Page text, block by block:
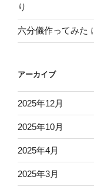
り
六分儀作ってみた
アーカイブ
2025年12月
2025年10月
2025年4月
2025年3月